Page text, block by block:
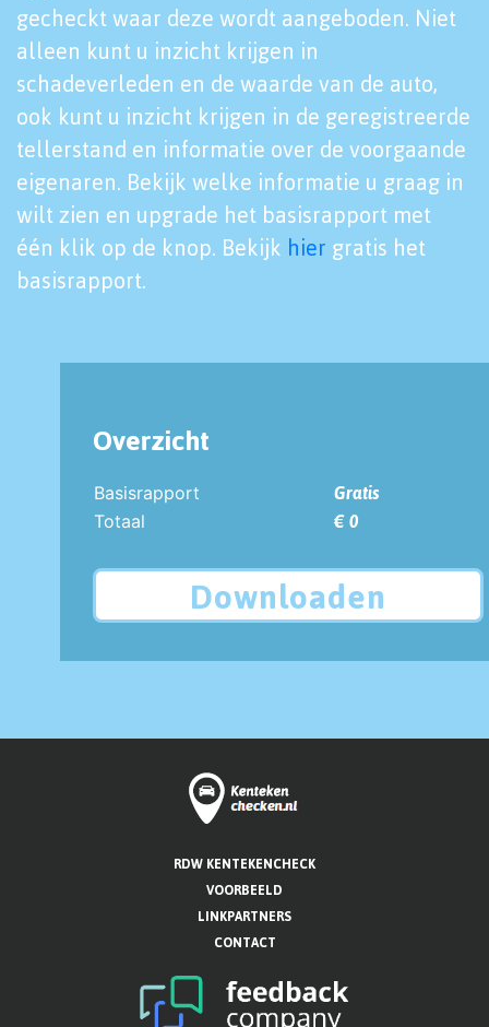
gecheckt waar deze wordt aangeboden. Niet
alleen kunt u inzicht krijgen in
schadeverleden en de waarde van de auto,
ook kunt u inzicht krijgen in de geregistreerde
tellerstand en informatie over de voorgaande
eigenaren. Bekijk welke informatie u graag in
wilt zien en upgrade het basisrapport met
één klik op de knop. Bekijk hier gratis het
basisrapport.
Overzicht
Basisrapport
Gratis
Totaal
€ 0
Downloaden
RDW KENTEKENCHECK
VOORBEELD
LINKPARTNERS
CONTACT